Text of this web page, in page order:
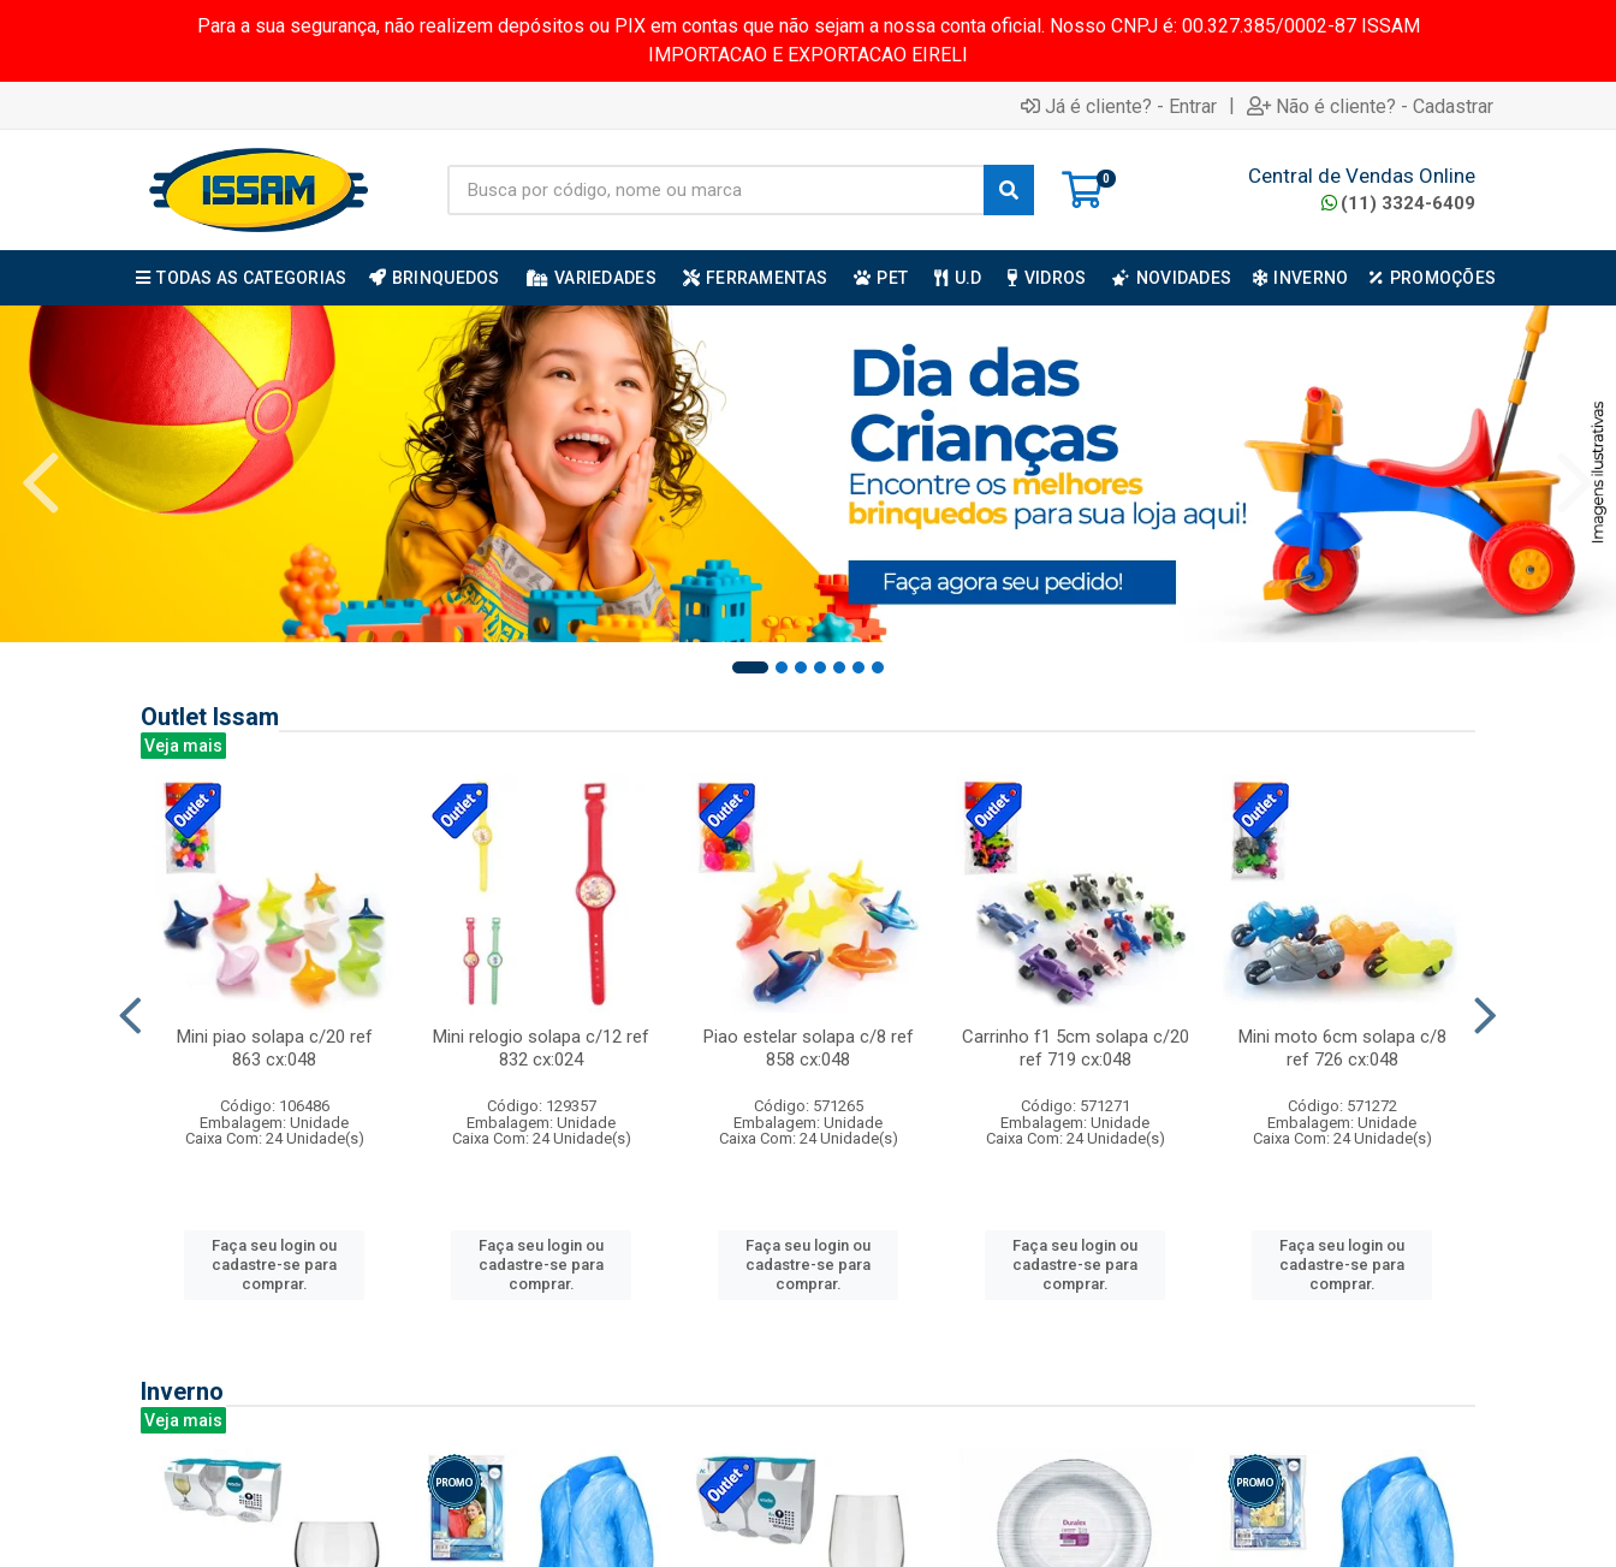
Para a sua segurança, não realizem depósitos ou PIX em contas que não sejam a nossa conta oficial. Nosso CNPJ é: 00.327.385/0002-87 ISSAM
IMPORTACAO E EXPORTACAO EIRELI
Já é cliente? - Entrar | Não é cliente? - Cadastrar
0 Central de Vendas Online
(11) 3324-6409
TODAS AS CATEGORIAS BRINQUEDOS VARIEDADES FERRAMENTAS PET U.D VIDROS NOVIDADES INVERNO PROMOÇÕES
Outlet Issam
Veja mais
Mini piao solapa c/20 ref
863 cx:048
Código: 106486
Embalagem: Unidade
Caixa Com: 24 Unidade(s)
Faça seu login ou
cadastre-se para
comprar.
Mini relogio solapa c/12 ref
832 cx:024
Código: 129357
Embalagem: Unidade
Caixa Com: 24 Unidade(s)
Faça seu login ou
cadastre-se para
comprar.
Piao estelar solapa c/8 ref
858 cx:048
Código: 571265
Embalagem: Unidade
Caixa Com: 24 Unidade(s)
Faça seu login ou
cadastre-se para
comprar.
Carrinho f1 5cm solapa c/20
ref 719 cx:048
Código: 571271
Embalagem: Unidade
Caixa Com: 24 Unidade(s)
Faça seu login ou
cadastre-se para
comprar.
Mini moto 6cm solapa c/8
ref 726 cx:048
Código: 571272
Embalagem: Unidade
Caixa Com: 24 Unidade(s)
Faça seu login ou
cadastre-se para
comprar.
Inverno
Veja mais